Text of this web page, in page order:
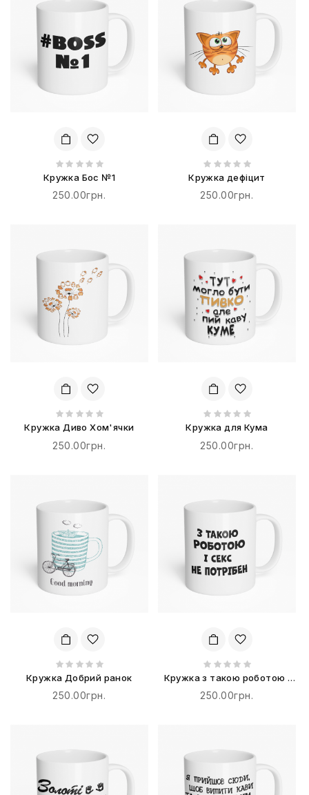
Кружка Бос №1
250.00грн.
Кружка дефіцит
250.00грн.
Кружка Диво Хом'ячки
250.00грн.
Кружка для Кума
250.00грн.
Кружка Добрий ранок
250.00грн.
Кружка з такою роботою і
секс не потрібен
250.00грн.